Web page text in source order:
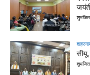
सीयू,